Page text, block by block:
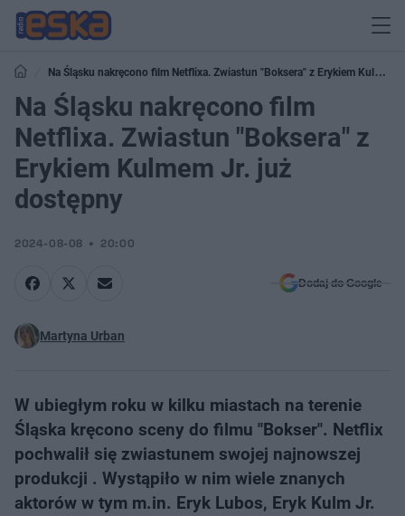
Na Śląsku nakręcono film Netflixa. Zwiastun "Boksera" z Erykiem Kulmem
Jr. już dostępny
Na Śląsku nakręcono film
Netflixa. Zwiastun "Boksera" z
Erykiem Kulmem Jr. już
dostępny
2024-08-08 20:00
Dodaj do Google
Martyna Urban
W ubiegłym roku w kilku miastach na terenie
Śląska kręcono sceny do filmu "Bokser". Netflix
pochwalił się zwiastunem swojej najnowszej
produkcji . Wystąpiło w nim wiele znanych
aktorów w tym m.in. Eryk Lubos, Eryk Kulm Jr.